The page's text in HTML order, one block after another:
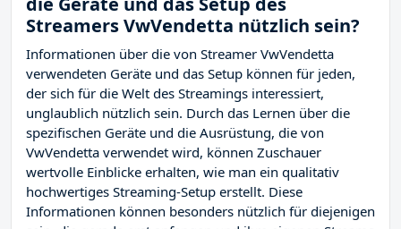
Streamers VwVendetta nützlich sein?
Informationen über die von Streamer VwVendetta
verwendeten Geräte und das Setup können für jeden,
der sich für die Welt des Streamings interessiert,
unglaublich nützlich sein. Durch das Lernen über die
spezifischen Geräte und die Ausrüstung, die von
VwVendetta verwendet wird, können Zuschauer
wertvolle Einblicke erhalten, wie man ein qualitativ
hochwertiges Streaming-Setup erstellt. Diese
Informationen können besonders nützlich für diejenigen